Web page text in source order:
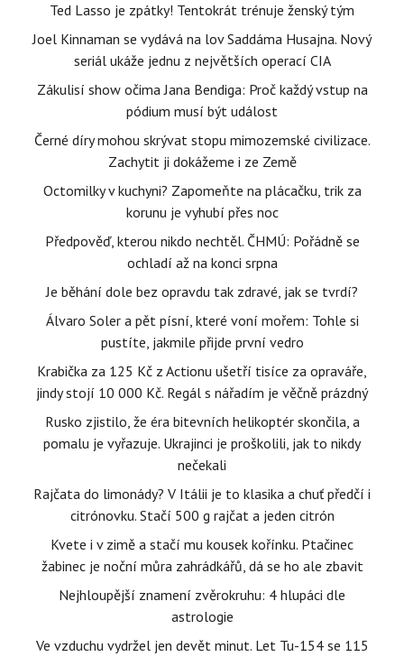
Ted Lasso je zpátky! Tentokrát trénuje ženský tým
Joel Kinnaman se vydává na lov Saddáma Husajna. Nový
seriál ukáže jednu z největších operací CIA
Zákulisí show očima Jana Bendiga: Proč každý vstup na
pódium musí být událost
Černé díry mohou skrývat stopu mimozemské civilizace.
Zachytit ji dokážeme i ze Země
Octomilky v kuchyni? Zapomeňte na plácačku, trik za
korunu je vyhubí přes noc
Předpověď, kterou nikdo nechtěl. ČHMÚ: Pořádně se
ochladí až na konci srpna
Je běhání dole bez opravdu tak zdravé, jak se tvrdí?
Álvaro Soler a pět písní, které voní mořem: Tohle si
pustíte, jakmile přijde první vedro
Krabička za 125 Kč z Actionu ušetří tisíce za opraváře,
jindy stojí 10 000 Kč. Regál s nářadím je věčně prázdný
Rusko zjistilo, že éra bitevních helikoptér skončila, a
pomalu je vyřazuje. Ukrajinci je proškolili, jak to nikdy
nečekali
Rajčata do limonády? V Itálii je to klasika a chuť předčí i
citrónovku. Stačí 500 g rajčat a jeden citrón
Kvete i v zimě a stačí mu kousek kořínku. Ptačinec
žabinec je noční můra zahrádkářů, dá se ho ale zbavit
Nejhloupější znamení zvěrokruhu: 4 hlupáci dle
astrologie
Ve vzduchu vydržel jen devět minut. Let Tu-154 se 115